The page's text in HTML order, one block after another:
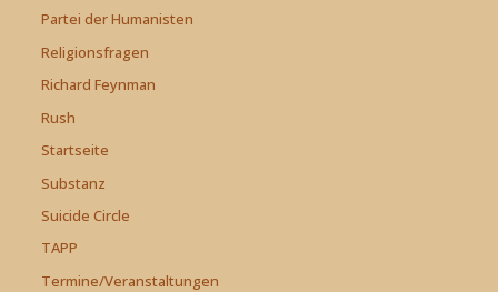
Partei der Humanisten
Religionsfragen
Richard Feynman
Rush
Startseite
Substanz
Suicide Circle
TAPP
Termine/Veranstaltungen